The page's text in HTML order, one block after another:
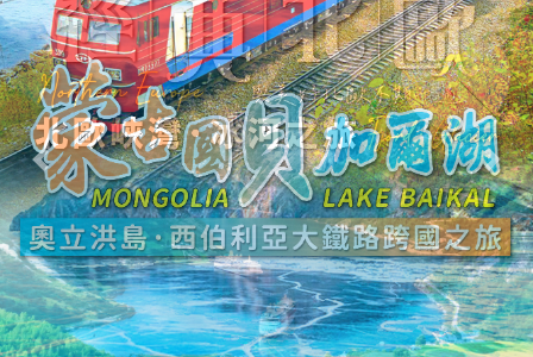
ENGLISH WEB
往前 往後